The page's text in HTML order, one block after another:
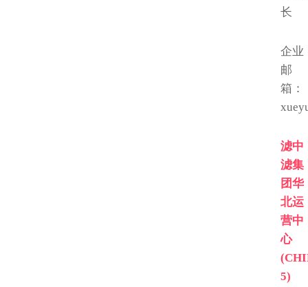
长
企业
邮
箱：
滤中
滤集
团华
北运
营中
心
5)